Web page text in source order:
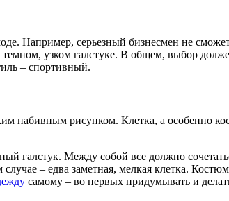
Например, серьезный бизнесмен не
узком галстуке. В общем, выбор
– спортивный.
набивным рисунком. Клетка, а особенно
галстук. Между собой все должно
– едва заметная, мелкая клетка.
самому – во первых придумывать и